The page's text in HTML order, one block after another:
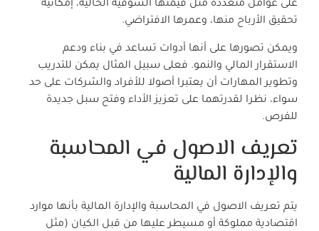
على عوامل متعددة مثل قيمتها السوقية الحالية، إمكانية
تحقيق الأرباح منها، وعمرها الافتراضي.
ويمكن تصورها على أنها أدوات تساعد في بناء ودعم
الاستقرار المالي والنمو. فعلى سبيل المثال يمكن للتدريب
وتطوير المهارات أن يعتبرا أصولا للأفراد والشركات على حد
سواء، نظرا لقدرتهما على تعزيز الأداء وفتح سبل جديدة
للفرص.
تعريف الاصول في المحاسبة
والإدارة المالية
يتم تعريف الاصول في المحاسبة والإدارة المالية بأنها موارد
اقتصادية مملوكة أو مسيطر عليها من قبل الكيان (مثل